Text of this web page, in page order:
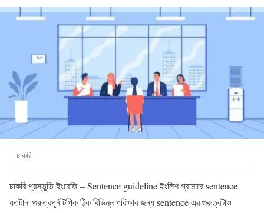
চাকরি
চাকরি প্রস্তুতি ইংরেজি – Sentence guideline ইংলিশ গ্রামারে sentence
যতটানা গুরুত্বপূর্ন টপিক ঠিক বিভিন্ন পরিক্ষার জন্য sentence এর গুরুত্বটাও